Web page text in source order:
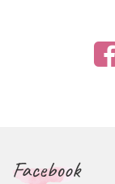
Facebook